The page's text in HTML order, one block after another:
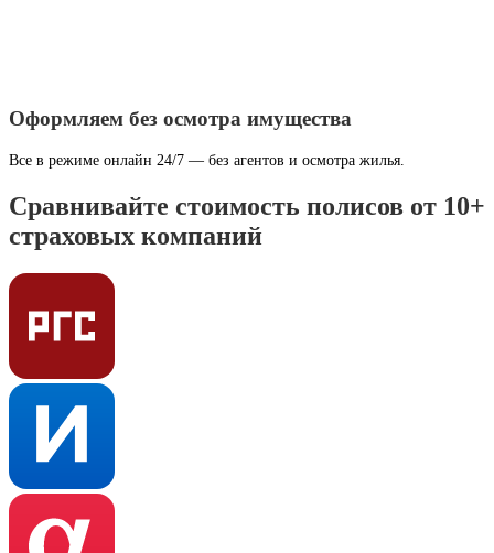
Оформляем без осмотра имущества
Все в режиме онлайн 24/7 — без агентов и осмотра жилья.
Сравнивайте стоимость полисов от 10+
страховых компаний